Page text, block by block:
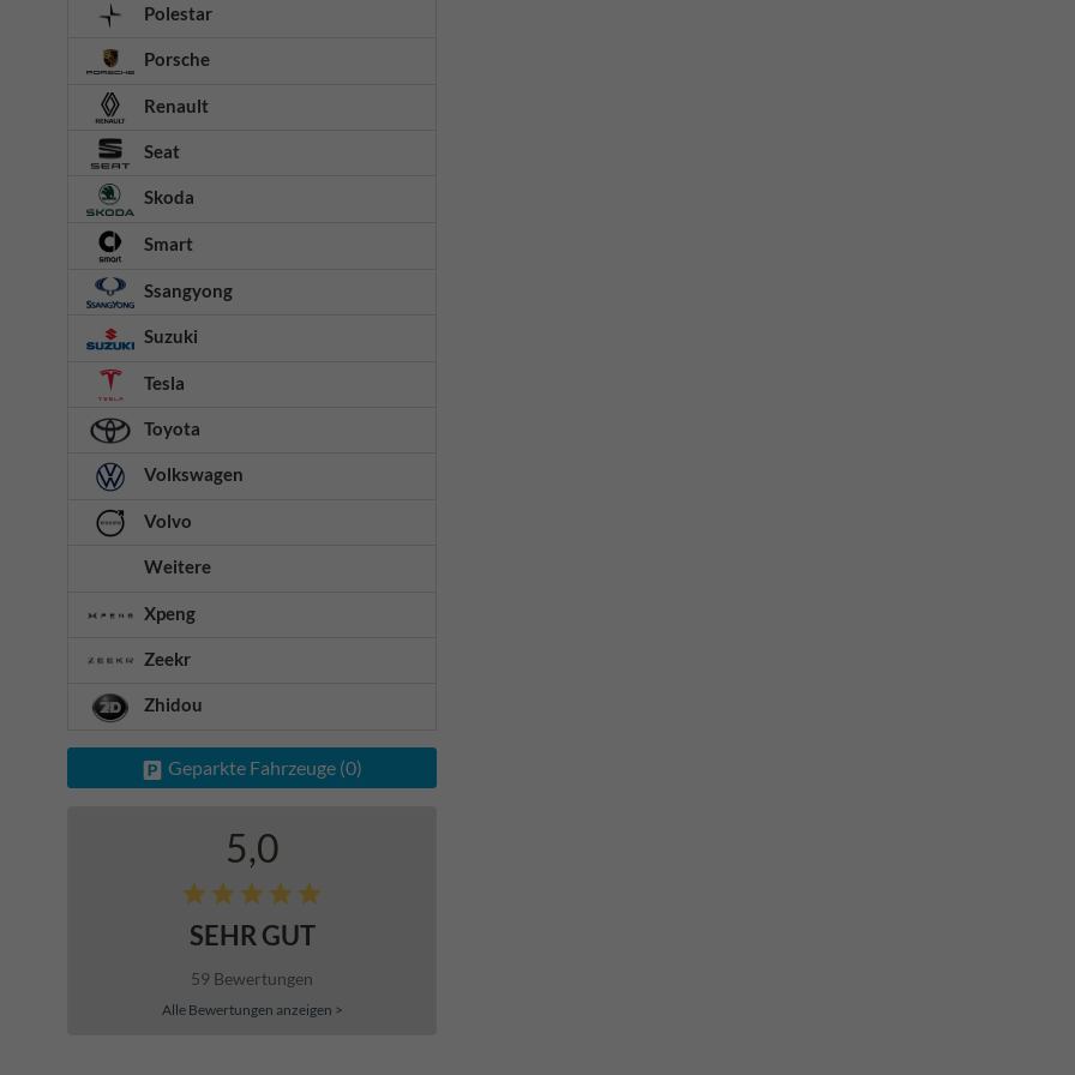
Polestar
Porsche
Renault
Seat
Skoda
Smart
Ssangyong
Suzuki
Tesla
Toyota
Volkswagen
Volvo
Weitere
Xpeng
Zeekr
Zhidou
Geparkte Fahrzeuge (0)
5,0
SEHR GUT
59 Bewertungen
Alle Bewertungen anzeigen >